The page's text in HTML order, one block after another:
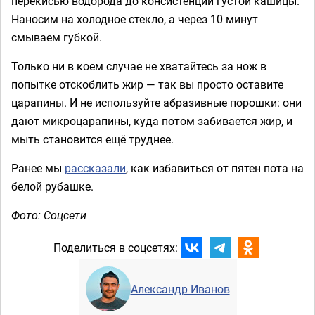
Наносим на холодное стекло, а через 10 минут
смываем губкой.
Только ни в коем случае не хватайтесь за нож в
попытке отскоблить жир — так вы просто оставите
царапины. И не используйте абразивные порошки: они
дают микроцарапины, куда потом забивается жир, и
мыть становится ещё труднее.
Ранее мы рассказали, как избавиться от пятен пота на
белой рубашке.
Фото: Соцсети
Поделиться в соцсетях:
Александр Иванов